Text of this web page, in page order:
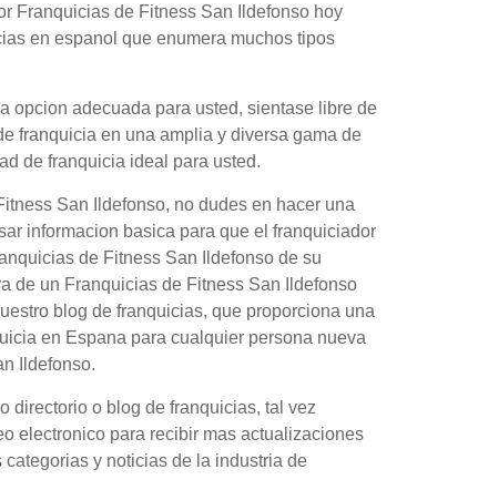
Franquicias de Fitness San Ildefonso hoy
en espanol que enumera muchos tipos
opcion adecuada para usted, sientase libre de
franquicia en una amplia y diversa gama de
de franquicia ideal para usted.
San Ildefonso, no dudes en hacer una
informacion basica para que el franquiciador
de Fitness San Ildefonso de su
de un Franquicias de Fitness San Ildefonso
blog de franquicias, que proporciona una
en Espana para cualquier persona nueva
Ildefonso.
directorio o blog de franquicias, tal vez
electronico para recibir mas actualizaciones
y noticias de la industria de